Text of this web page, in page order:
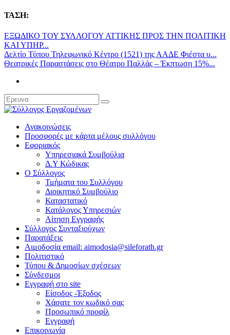
ΤΑΣΗ:
ΕΞΩΔΙΚΟ ΤΟΥ ΣΥΛΛΟΓΟΥ ΑΤΤΙΚΗΣ ΠΡΟΣ ΤΗΝ ΠΟΛΙΤΙΚΗ
ΚΑΙ ΥΠΗΡ...
Δελτίο Τύπου Τηλεφωνικό Κέντρο (1521) της ΑΑΔΕ Φιέστα υ...
Θεατρικές Παραστάσεις στο Θέατρο Παλλάς – Έκπτωση 15%...
Ανακοινώσεις
Προσφορές με κάρτα μέλους συλλόγου
Εφοριακός
Υπηρεσιακά Συμβούλια
Δ.Υ Κώδικας
Ο Σύλλογος
Τμήματα του Συλλόγου
Διοικητικό Συμβούλιο
Καταστατικό
Κατάλογος Υπηρεσιών
Αίτηση Εγγραφής
Σύλλογος Συνταξιούχων
Παρατάξεις
Αιμοδοσία email: aimodosia@sileforath.gr
Πολιτιστικό
Τύπου & Δημοσίων σχέσεων
Σύνδεσμοι
Εγγραφή στο site
Είσοδος -Έξοδος
Χάσατε τον κωδικό σας
Προσωπικό προφίλ
Εγγραφή
Επικοινωνία